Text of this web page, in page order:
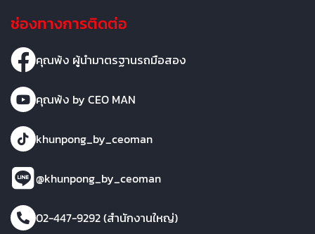
ช่องทางการติดต่อ
คุณพ้ง ผู้นำมาตรฐานรถมือสอง
คุณพ้ง by CEO MAN
khunpong_by_ceoman
@khunpong_by_ceoman
02-447-9292 (สำนักงานใหญ่)